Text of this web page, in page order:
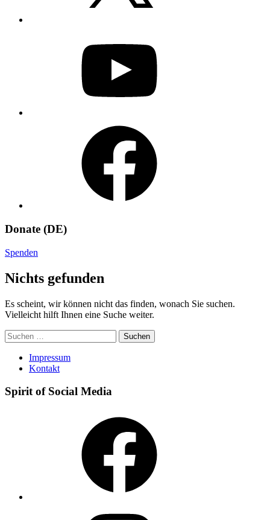
Donate (DE)
Spenden
Nichts gefunden
Es scheint, wir können nicht das finden, wonach Sie suchen.
Vielleicht hilft Ihnen eine Suche weiter.
Suchen
nach:
Impressum
Kontakt
Spirit of Social Media